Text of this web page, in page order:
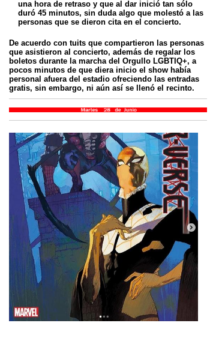
una hora de retraso y que al dar inició tan sólo
duró 45 minutos, sin duda algo que molestó a las
personas que se dieron cita en el concierto.
De acuerdo con tuits que compartieron las personas
que asistieron al concierto, además de regalar los
boletos durante la marcha del Orgullo LGBTIQ+, a
pocos minutos de que diera inicio el show había
personal afuera del estadio ofreciendo las entradas
gratis, sin embargo, ni aún así se llenó el recinto.